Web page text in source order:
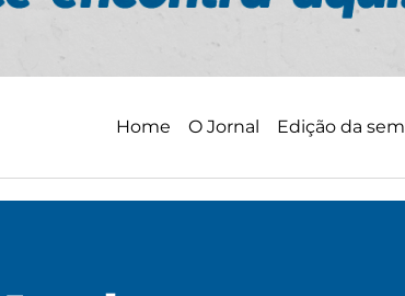
Home O Jornal Edição da